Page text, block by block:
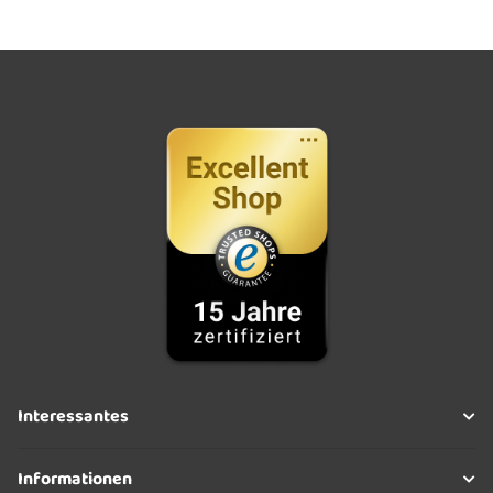
Interessantes
Informationen